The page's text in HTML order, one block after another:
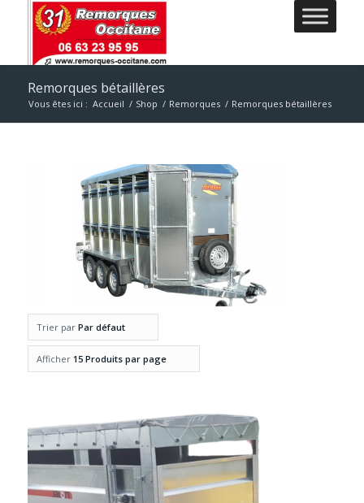
Remorques bétaillères
Vous êtes ici : Accueil / Shop / Remorques / Remorques bétaillères
Trier par Par défaut
Afficher 15 Produits par page